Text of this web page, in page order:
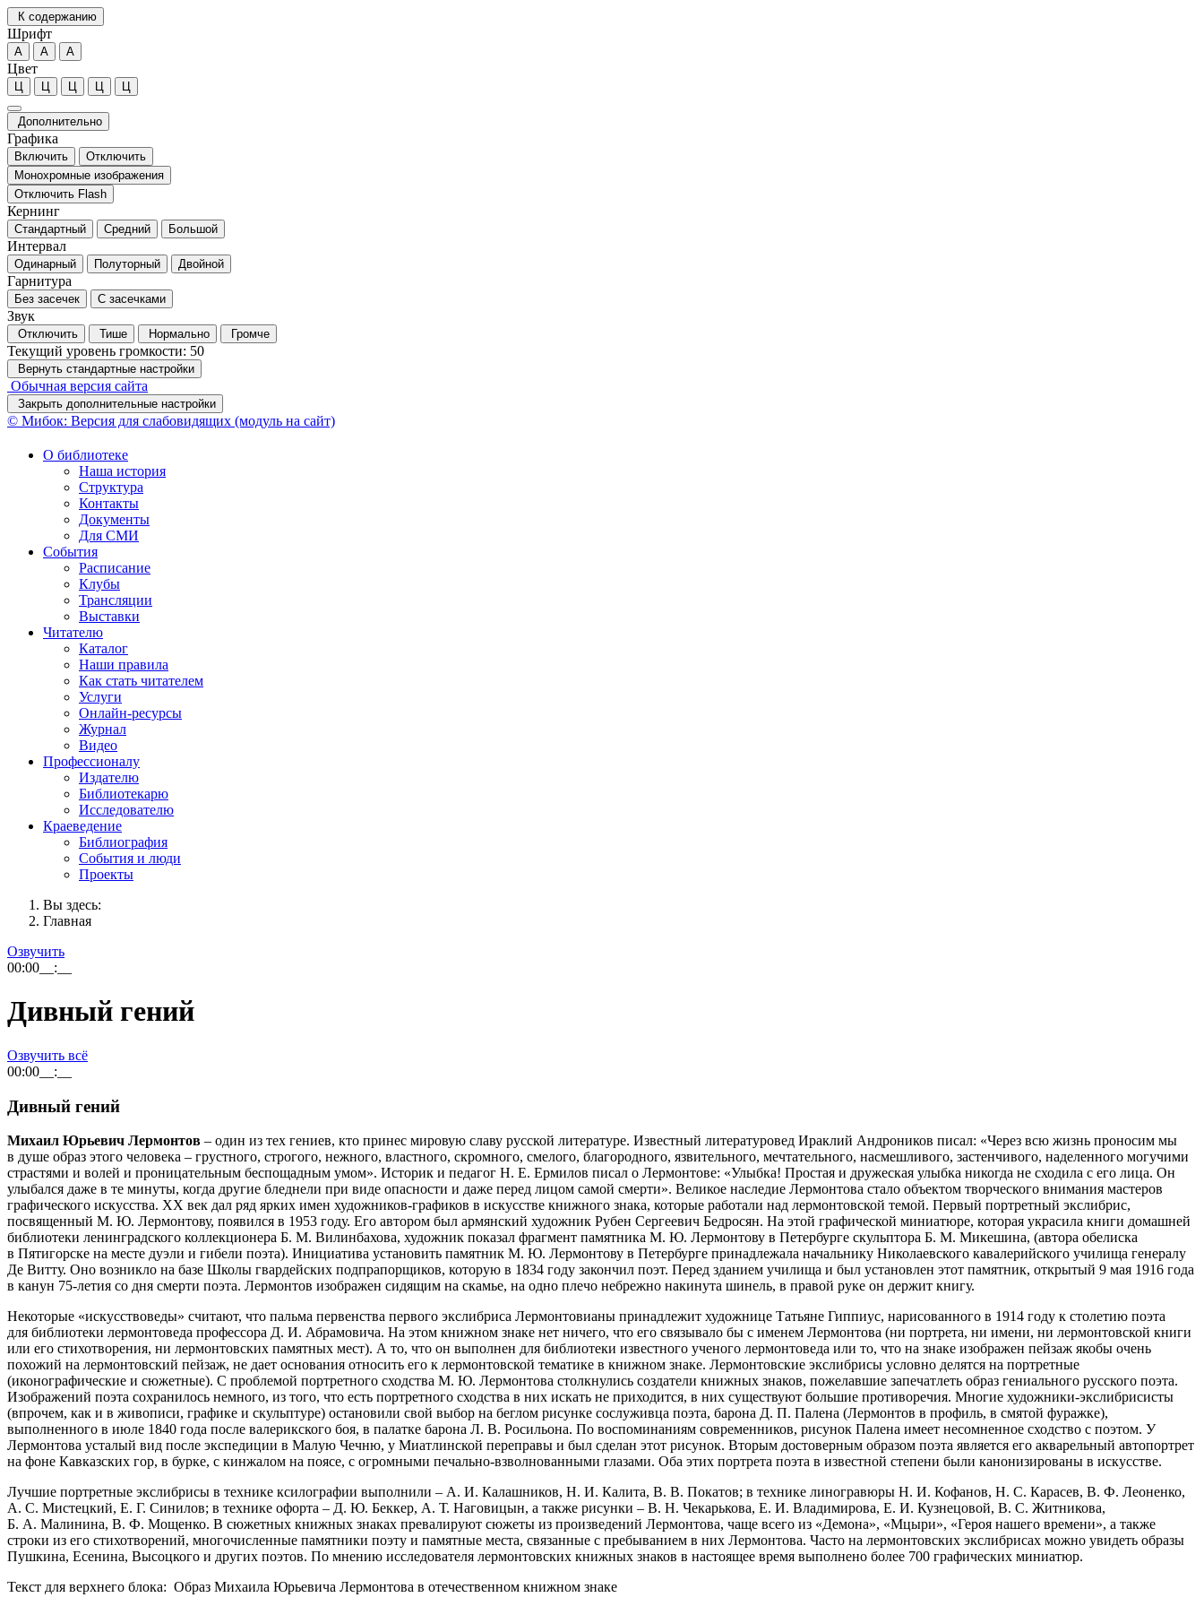
К содержанию
Шрифт
А А А
Цвет
Ц Ц Ц Ц Ц
Дополнительно
Графика
Включить
Отключить
Монохромные изображения
Отключить Flash
Кернинг
Стандартный Средний Большой
Интервал
Одинарный Полуторный Двойной
Гарнитура
Без засечек С засечками
Звук
Отключить Тише Нормально Громче
Текущий уровень громкости: 50
Вернуть стандартные настройки
Обычная версия сайта
Закрыть дополнительные настройки
© Мибок: Версия для слабовидящих (модуль на сайт)
О библиотеке
Наша история
Структура
Контакты
Документы
Для СМИ
События
Расписание
Клубы
Трансляции
Выставки
Читателю
Каталог
Наши правила
Как стать читателем
Услуги
Онлайн-ресурсы
Журнал
Видео
Профессионалу
Издателю
Библиотекарю
Исследователю
Краеведение
Библиография
События и люди
Проекты
Вы здесь:
Главная
Озвучить
00:00 __:__
Дивный гений
Озвучить всё
00:00 __:__
Дивный гений
Михаил Юрьевич Лермонтов – один из тех гениев, кто принес мировую славу русской литературе. Известный литературовед Ираклий Андроников писал: «Через всю жизнь проносим мы
в душе образ этого человека – грустного, строгого, нежного, властного, скромного, смелого, благородного, язвительного, мечтательного, насмешливого, застенчивого, наделенного могучими
страстями и волей и проницательным беспощадным умом». Историк и педагог Н. Е. Ермилов писал о Лермонтове: «Улыбка! Простая и дружеская улыбка никогда не сходила с его лица. Он
улыбался даже в те минуты, когда другие бледнели при виде опасности и даже перед лицом самой смерти». Великое наследие Лермонтова стало объектом творческого внимания мастеров
графического искусства. XX век дал ряд ярких имен художников-графиков в искусстве книжного знака, которые работали над лермонтовской темой. Первый портретный экслибрис,
посвященный М. Ю. Лермонтову, появился в 1953 году. Его автором был армянский художник Рубен Сергеевич Бедросян. На этой графической миниатюре, которая украсила книги домашней
библиотеки ленинградского коллекционера Б. М. Вилинбахова, художник показал фрагмент памятника М. Ю. Лермонтову в Петербурге скульптора Б. М. Микешина, (автора обелиска
в Пятигорске на месте дуэли и гибели поэта). Инициатива установить памятник М. Ю. Лермонтову в Петербурге принадлежала начальнику Николаевского кавалерийского училища генералу
Де Витту. Оно возникло на базе Школы гвардейских подпрапорщиков, которую в 1834 году закончил поэт. Перед зданием училища и был установлен этот памятник, открытый 9 мая 1916 года
в канун 75-летия со дня смерти поэта. Лермонтов изображен сидящим на скамье, на одно плечо небрежно накинута шинель, в правой руке он держит книгу.
Некоторые «искусствоведы» считают, что пальма первенства первого экслибриса Лермонтовианы принадлежит художнице Татьяне Гиппиус, нарисованного в 1914 году к столетию поэта
для библиотеки лермонтоведа профессора Д. И. Абрамовича. На этом книжном знаке нет ничего, что его связывало бы с именем Лермонтова (ни портрета, ни имени, ни лермонтовской книги
или его стихотворения, ни лермонтовских памятных мест). А то, что он выполнен для библиотеки известного ученого лермонтоведа или то, что на знаке изображен пейзаж якобы очень
похожий на лермонтовский пейзаж, не дает основания относить его к лермонтовской тематике в книжном знаке. Лермонтовские экслибрисы условно делятся на портретные
(иконографические и сюжетные). С проблемой портретного сходства М. Ю. Лермонтова столкнулись создатели книжных знаков, пожелавшие запечатлеть образ гениального русского поэта.
Изображений поэта сохранилось немного, из того, что есть портретного сходства в них искать не приходится, в них существуют большие противоречия. Многие художники-экслибрисисты
(впрочем, как и в живописи, графике и скульптуре) остановили свой выбор на беглом рисунке сослуживца поэта, барона Д. П. Палена (Лермонтов в профиль, в смятой фуражке),
выполненного в июле 1840 года после валерикского боя, в палатке барона Л. В. Росильона. По воспоминаниям современников, рисунок Палена имеет несомненное сходство с поэтом. У
Лермонтова усталый вид после экспедиции в Малую Чечню, у Миатлинской переправы и был сделан этот рисунок. Вторым достоверным образом поэта является его акварельный автопортрет
на фоне Кавказских гор, в бурке, с кинжалом на поясе, с огромными печально-взволнованными глазами. Оба этих портрета поэта в известной степени были канонизированы в искусстве.
Лучшие портретные экслибрисы в технике ксилографии выполнили – А. И. Калашников, Н. И. Калита, В. В. Покатов; в технике линогравюры Н. И. Кофанов, Н. С. Карасев, В. Ф. Леоненко,
А. С. Мистецкий, Е. Г. Синилов; в технике офорта – Д. Ю. Беккер, А. Т. Наговицын, а также рисунки – В. Н. Чекарькова, Е. И. Владимирова, Е. И. Кузнецовой, В. С. Житникова,
Б. А. Малинина, В. Ф. Мощенко. В сюжетных книжных знаках превалируют сюжеты из произведений Лермонтова, чаще всего из «Демона», «Мцыри», «Героя нашего времени», а также
строки из его стихотворений, многочисленные памятники поэту и памятные места, связанные с пребыванием в них Лермонтова. Часто на лермонтовских экслибрисах можно увидеть образы
Пушкина, Есенина, Высоцкого и других поэтов. По мнению исследователя лермонтовских книжных знаков в настоящее время выполнено более 700 графических миниатюр.
Текст для верхнего блока: Образ Михаила Юрьевича Лермонтова в отечественном книжном знаке